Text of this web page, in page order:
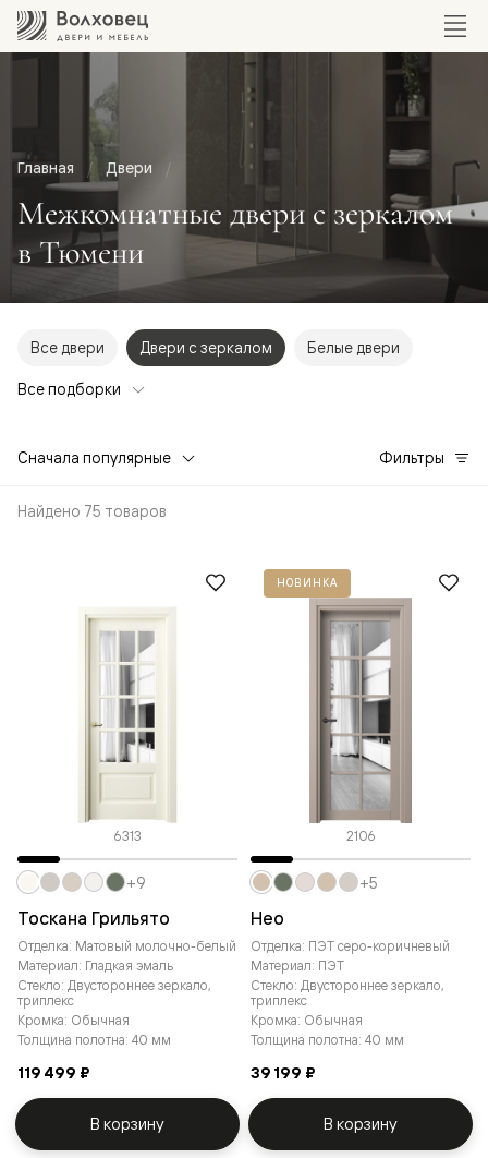
Главная Двери
Межкомнатные двери с зеркалом
в Тюмени
Все двери Двери с зеркалом Белые двери
Все подборки
Сначала популярные Фильтры
Найдено 75 товаров
6313
Тоскана Грильято
Отделка: Матовый молочно-белый
Материал: Гладкая эмаль
Стекло: Двустороннее зеркало,
триплекс
Кромка: Обычная
Толщина полотна: 40 мм
119 499 ₽
+9
В корзину
НОВИНКА
2106
Нео
Отделка: ПЭТ серо-коричневый
Материал: ПЭТ
Стекло: Двустороннее зеркало,
триплекс
Кромка: Обычная
Толщина полотна: 40 мм
39 199 ₽
+5
В корзину